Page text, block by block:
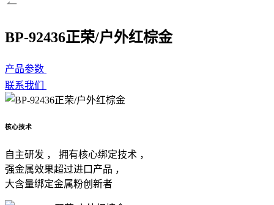
BP-92436正荣/户外红棕金
产品参数
联系我们
核心技术
自主研发 ， 拥有核心绑定技术 ，
强金属效果超过进口产品 ，
大含量绑定金属粉创新者